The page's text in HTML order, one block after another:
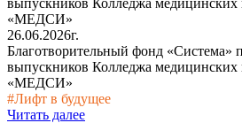
26.06.2026г.
Благотворительный фонд «Система»
выпускников Колледжа медицинских
«МЕДСИ»
#Лифт в будущее
Читать далее